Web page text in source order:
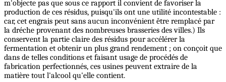
m'objecte pas que sous ce rapport il convient de favoriser la
production de ces résidus, puisqu'ils ont une utilité incontestable :
car, cet engrais peut sans aucun inconvénient être remplacé par
la dréche provenant des nombreuses brasseries des villes.) Ils
conservent la partie claire des résidus pour accélérer la
fermentation et obtenir un plus grand rendement ; on conçoit que
dans de telles conditions et faisant usage de procédés de
fabrication perfectionnés, ces usines peuvent extraire de la
matière tout l'alcool qu'elle contient.